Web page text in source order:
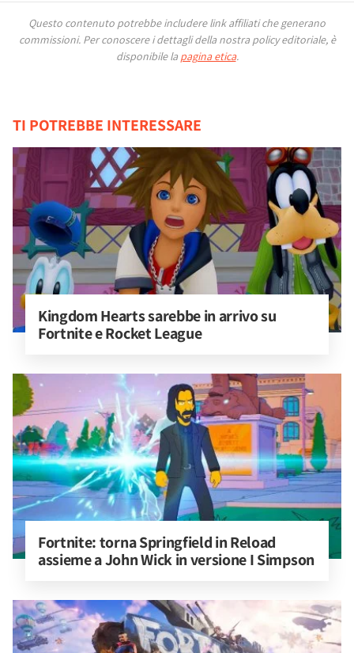
Questo contenuto potrebbe includere link affiliati che generano
commissioni. Per conoscere i dettagli della nostra policy editoriale, è
disponibile la pagina etica.
TI POTREBBE INTERESSARE
Kingdom Hearts sarebbe in arrivo su
Fortnite e Rocket League
Fortnite: torna Springfield in Reload
assieme a John Wick in versione I Simpson